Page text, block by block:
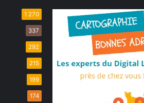
1 270
337
292
215
199
174